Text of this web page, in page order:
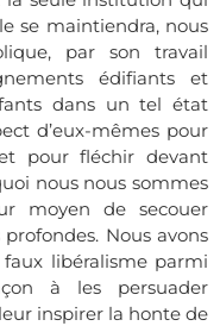
se maintiendra, nous
par son travail
édifiants et
dans un tel état
d’eux-mêmes pour
pour fléchir devant
nous nous sommes
moyen de secouer
Nous avons
libéralisme parmi
à les persuader
inspirer la honte de